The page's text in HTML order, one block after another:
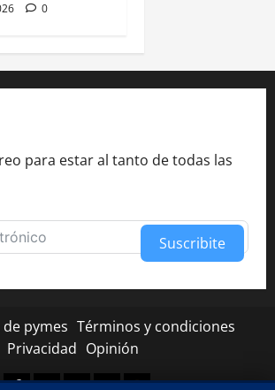
0
para estar al tanto de todas las
Suscribite
pymes Términos y condiciones
Privacidad Opinión
Facebook
TwitterLinkedinYoutubeInstagram